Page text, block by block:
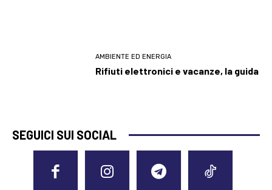
AMBIENTE ED ENERGIA
Rifiuti elettronici e vacanze, la guida
SEGUICI SUI SOCIAL